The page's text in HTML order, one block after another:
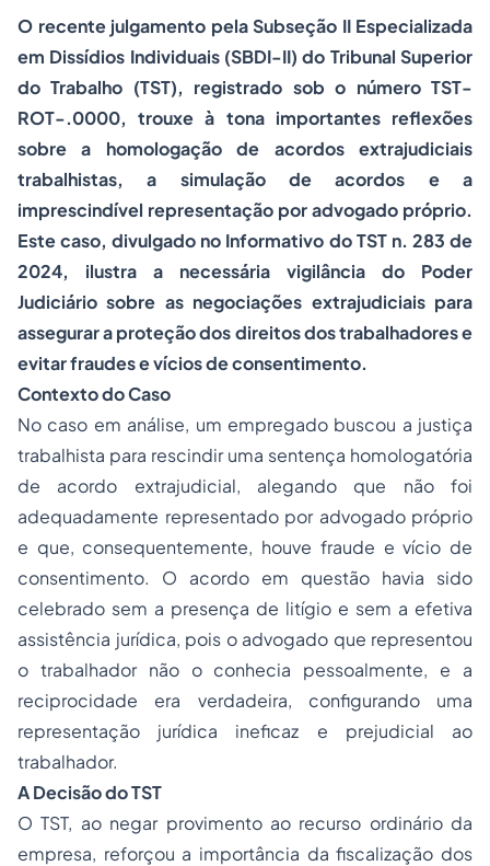
O recente julgamento pela Subseção II Especializada
em Dissídios Individuais (SBDI-II) do Tribunal Superior
do Trabalho (TST), registrado sob o número TST-
ROT-.0000, trouxe à tona importantes reflexões
sobre a homologação de acordos extrajudiciais
trabalhistas, a simulação de acordos e a
imprescindível representação por advogado próprio.
Este caso, divulgado no Informativo do TST n. 283 de
2024, ilustra a necessária vigilância do Poder
Judiciário sobre as negociações extrajudiciais para
assegurar a proteção dos direitos dos trabalhadores e
evitar fraudes e vícios de consentimento.
Contexto do Caso
No caso em análise, um empregado buscou a justiça
trabalhista para rescindir uma sentença homologatória
de acordo extrajudicial, alegando que não foi
adequadamente representado por advogado próprio
e que, consequentemente, houve fraude e vício de
consentimento. O acordo em questão havia sido
celebrado sem a presença de litígio e sem a efetiva
assistência jurídica, pois o advogado que representou
o trabalhador não o conhecia pessoalmente, e a
reciprocidade era verdadeira, configurando uma
representação jurídica ineficaz e prejudicial ao
trabalhador.
A Decisão do TST
O TST, ao negar provimento ao recurso ordinário da
empresa, reforçou a importância da fiscalização dos